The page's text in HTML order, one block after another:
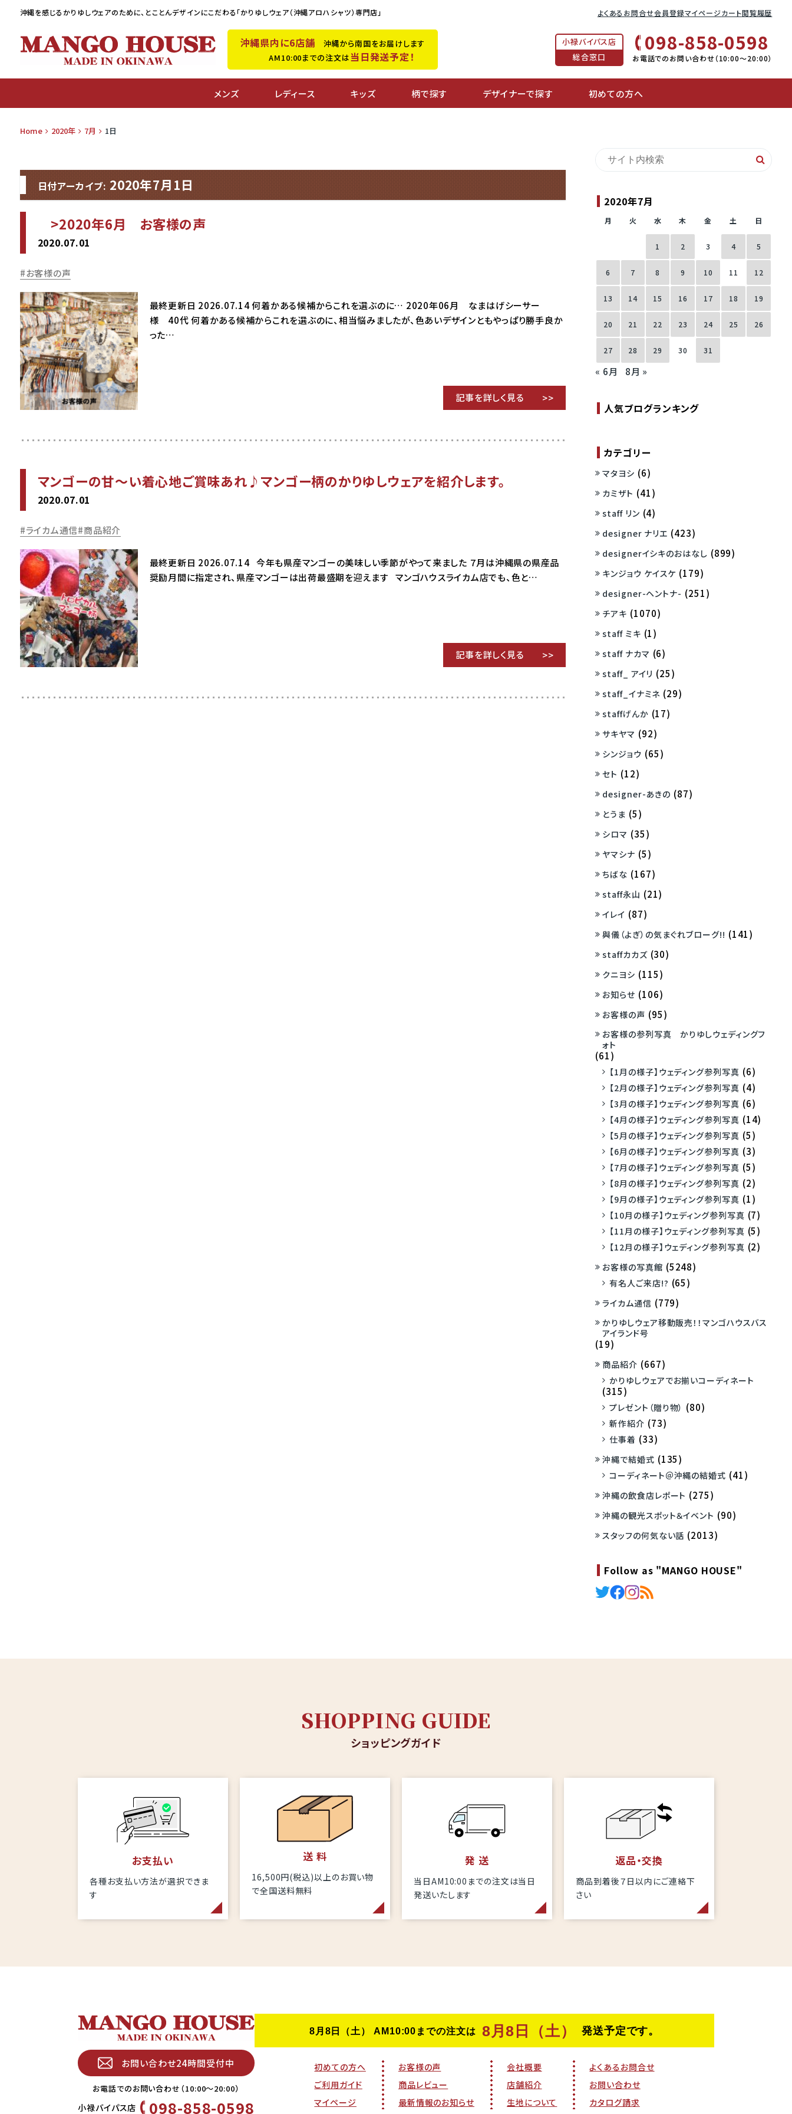
沖縄を感じるかりゆしウェアのために、 とことんデザインにこだわる「かりゆしウェア（沖縄アロハシャツ）専門店」 よくあるお問合せ会員登録マイページカート閲覧履歴
沖縄県内に6店舗 沖縄から南国をお届けします
AM10:00までの注文は当日発送予定！
小禄バイパス店
総合窓口
098-858-0598
お電話でのお問い合わせ（10:00〜20:00）
メンズ レディース キッズ 柄で探す デザイナーで探す 初めての方へ
Home 2020年 7月 1日
日付アーカイブ: 2020年7月1日
>2020年6月 お客様の声
2020.07.01
お客様の声
最終更新日 2026.07.14 何着かある候補からこれを選ぶのに… 2020年06月 なまはげシーサー
様 40代 何着かある候補からこれを選ぶのに、相当悩みましたが、色あいデザインともやっぱり勝手良か
った…
記事を詳しく見る
マンゴーの甘～い着心地ご賞味あれ♪マンゴー柄のかりゆしウェアを紹介します。
2020.07.01
ライカム通信 商品紹介
最終更新日 2026.07.14 今年も県産マンゴーの美味しい季節がやって来ました ７月は沖縄県の県産品
奨励月間に指定され、県産マンゴーは出荷最盛期を迎えます マンゴハウスライカム店でも、色と…
記事を詳しく見る
2020年7月
月 火 水 木 金 土 日
1 2 3 4 5
6 7 8 9 10 11 12
13 14 15 16 17 18 19
20 21 22 23 24 25 26
27 28 29 30 31
« 6月 8月 »
人気ブログランキング
カテゴリー
マタヨシ (6)
カミザト (41)
staff リン (4)
designer ナリエ (423)
designerイシキのおはなし (899)
キンジョウ ケイスケ (179)
designer-ヘントナ- (251)
チアキ (1070)
staff ミキ (1)
staff ナカマ (6)
staff_ アイリ (25)
staff_イナミネ (29)
staffげんか (17)
サキヤマ (92)
シンジョウ (65)
セト (12)
designer-あきの (87)
とうま (5)
シロマ (35)
ヤマシナ (5)
ちばな (167)
staff永山 (21)
イレイ (87)
與儀（よぎ）の気まぐれブローグ!! (141)
staffカカズ (30)
クニヨシ (115)
お知らせ (106)
お客様の声 (95)
お客様の参列写真 かりゆしウェディングフ
ォト
(61)
【1月の様子】ウェディング参列写真 (6)
【2月の様子】ウェディング参列写真 (4)
【3月の様子】ウェディング参列写真 (6)
【4月の様子】ウェディング参列写真 (14)
【5月の様子】ウェディング参列写真 (5)
【6月の様子】ウェディング参列写真 (3)
【7月の様子】ウェディング参列写真 (5)
【8月の様子】ウェディング参列写真 (2)
【9月の様子】ウェディング参列写真 (1)
【10月の様子】ウェディング参列写真 (7)
【11月の様子】ウェディング参列写真 (5)
【12月の様子】ウェディング参列写真 (2)
お客様の写真館 (5248)
有名人ご来店!? (65)
ライカム通信 (779)
かりゆしウェア移動販売！！マンゴハウスバス
アイランド号
(19)
商品紹介 (667)
かりゆしウェアでお揃いコーディネート
(315)
プレゼント（贈り物） (80)
新作紹介 (73)
仕事着 (33)
沖縄で結婚式 (135)
コーディネート＠沖縄の結婚式 (41)
沖縄の飲食店レポート (275)
沖縄の観光スポット＆イベント (90)
スタッフの何気ない話 (2013)
Follow as "MANGO HOUSE"
SHOPPING GUIDE
ショッピングガイド
お支払い
各種お支払い方法が選択できま
す
送 料
16,500円(税込)以上のお買い物
で全国送料無料
発 送
当日AM10:00までの注文は当日
発送いたします
返品・交換
商品到着後７日以内にご連絡下
さい
お問い合わせ24時間受付中
お電話でのお問い合わせ（10:00〜20:00）
小禄バイパス店 098-858-0598
初めての方へ
ご利用ガイド
マイページ
お客様の声
商品レビュー
最新情報のお知らせ
会社概要
店舗紹介
生地について
よくあるお問合せ
お問い合わせ
カタログ請求